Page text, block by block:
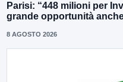
Parisi: “448 milioni per
grande opportunità
8 AGOSTO 2026